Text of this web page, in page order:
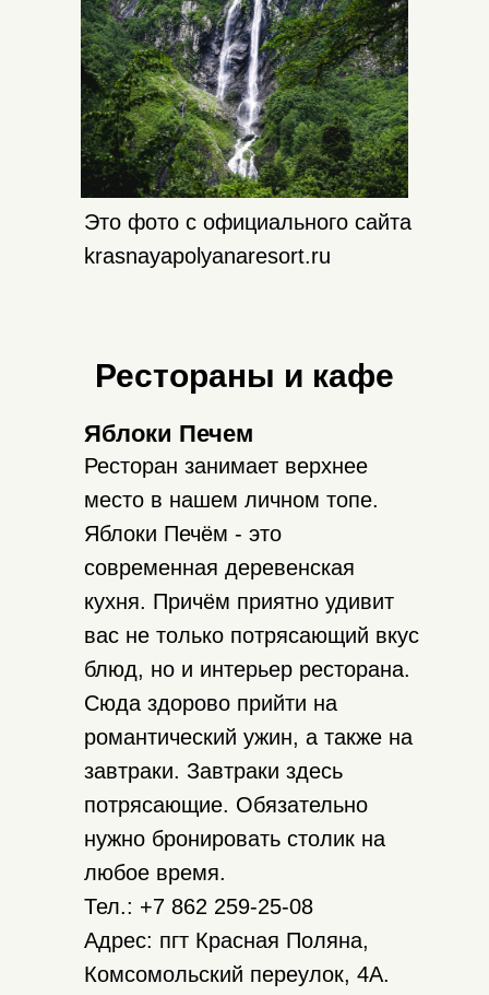
Это фото с официального сайта
krasnayapolyanaresort.ru
Рестораны и кафе
Ресторан занимает верхнее
место в нашем личном топе.
Яблоки Печём - это
современная деревенская
кухня. Причём приятно удивит
вас не только потрясающий вкус
блюд, но и интерьер ресторана.
Сюда здорово прийти на
романтический ужин, а также на
завтраки. Завтраки здесь
потрясающие. Обязательно
нужно бронировать столик на
любое время.
Тел.: +7 862 259-25-08
Адрес: пгт Красная Поляна,
Комсомольский переулок, 4А.
Яблоки Печем